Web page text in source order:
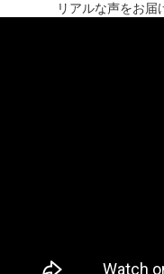
リアルな声をお届